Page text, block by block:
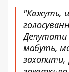
"Кажуть,
Депутати
мабуть,
захопити,